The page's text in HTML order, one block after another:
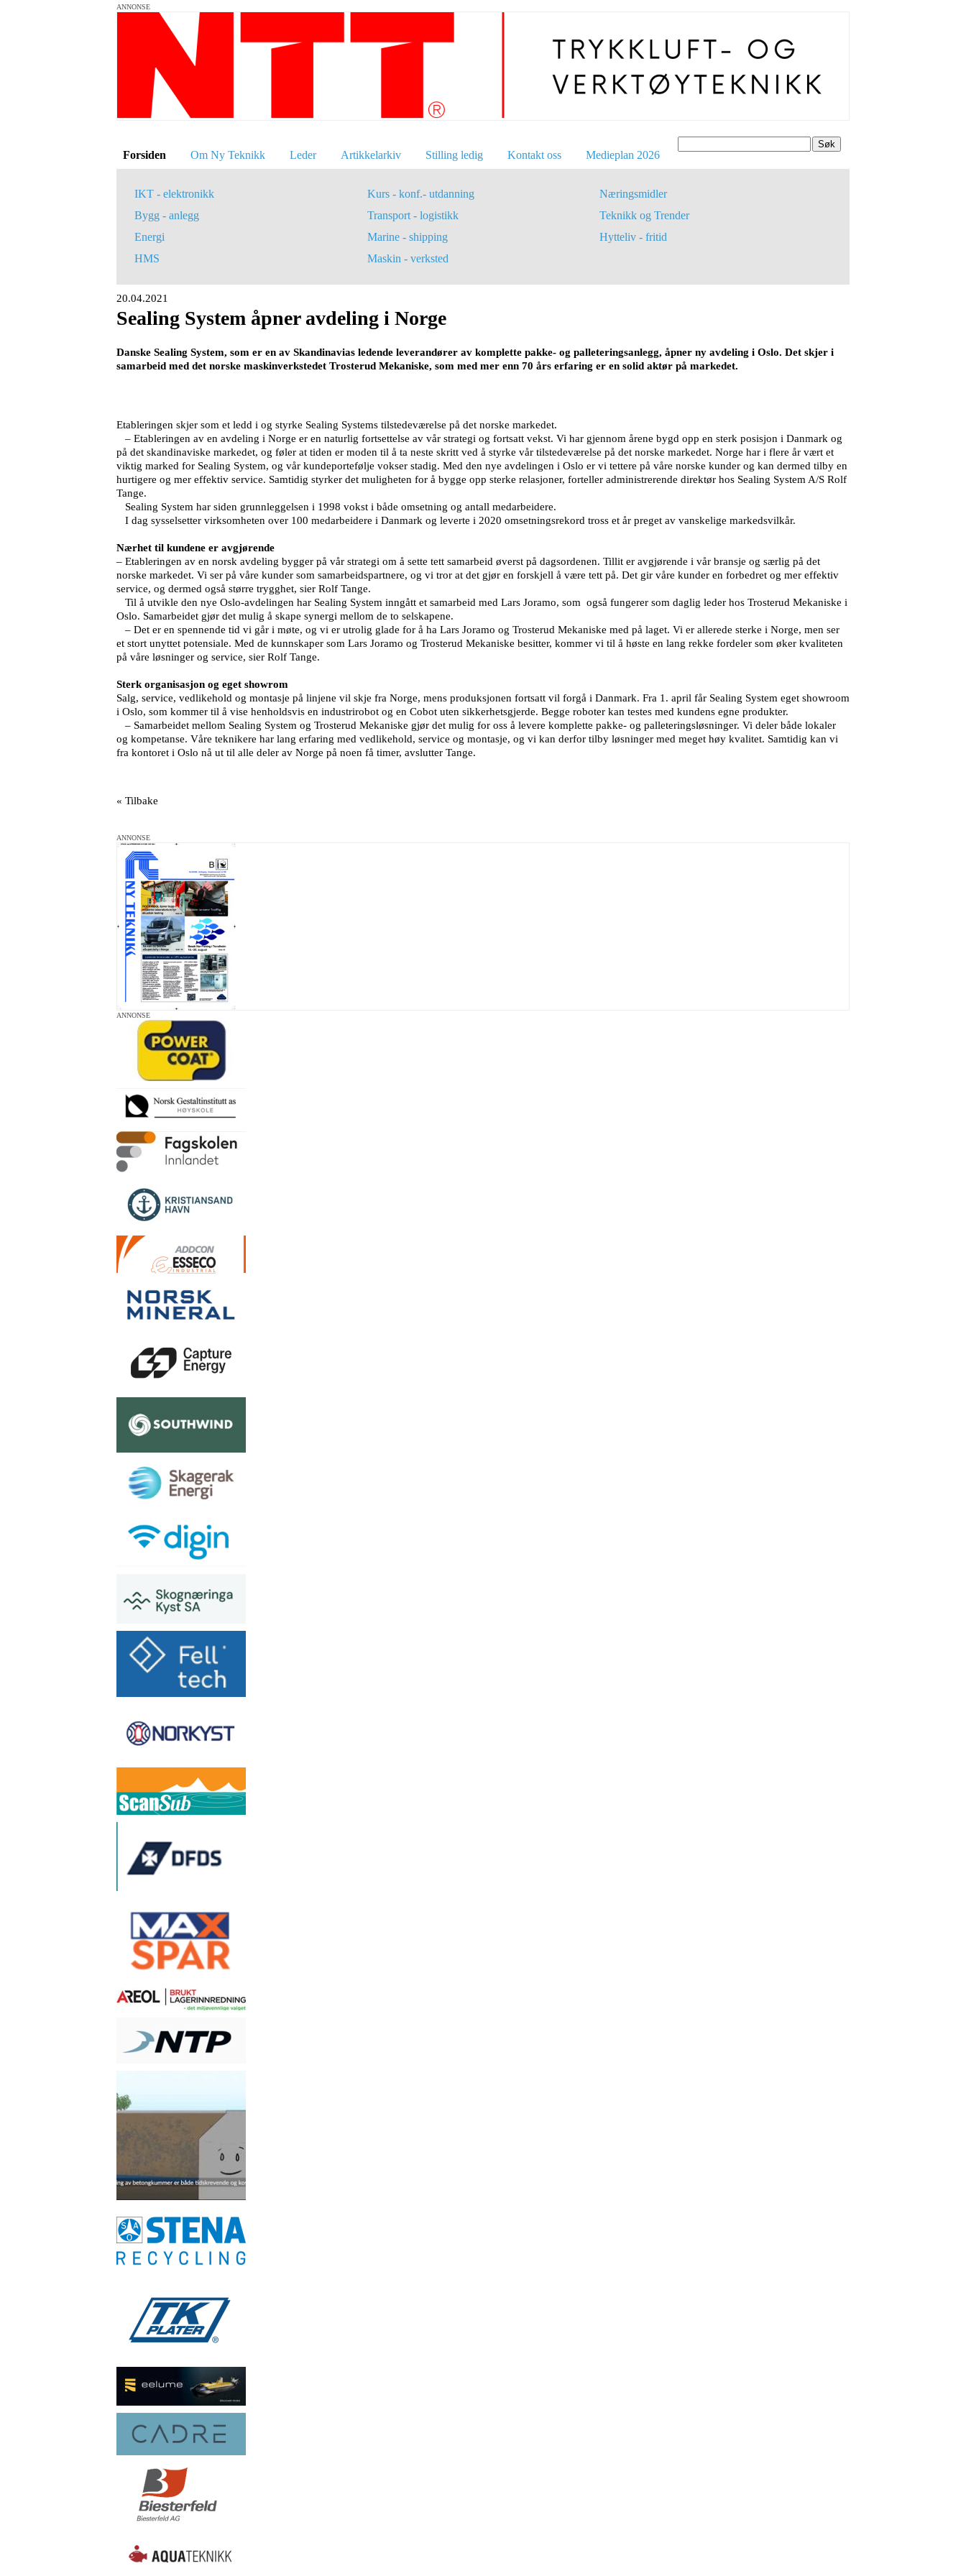
ANNONSE
Søk
Forsiden Om Ny Teknikk Leder Artikkelarkiv Stilling ledig Kontakt oss Medieplan 2026
IKT - elektronikk
Bygg - anlegg
Energi
HMS
Kurs - konf.- utdanning
Transport - logistikk
Marine - shipping
Maskin - verksted
Næringsmidler
Teknikk og Trender
Hytteliv - fritid
20.04.2021
Sealing System åpner avdeling i Norge
Danske Sealing System, som er en av Skandinavias ledende leverandører av komplette pakke- og palleteringsanlegg, åpner ny avdeling i Oslo. Det skjer i
samarbeid med det norske maskinverkstedet Trosterud Mekaniske, som med mer enn 70 års erfaring er en solid aktør på markedet.
Etableringen skjer som et ledd i og styrke Sealing Systems tilstedeværelse på det norske markedet.
– Etableringen av en avdeling i Norge er en naturlig fortsettelse av vår strategi og fortsatt vekst. Vi har gjennom årene bygd opp en sterk posisjon i Danmark og
på det skandinaviske markedet, og føler at tiden er moden til å ta neste skritt ved å styrke vår tilstedeværelse på det norske markedet. Norge har i flere år vært et
viktig marked for Sealing System, og vår kundeportefølje vokser stadig. Med den nye avdelingen i Oslo er vi tettere på våre norske kunder og kan dermed tilby en
hurtigere og mer effektiv service. Samtidig styrker det muligheten for å bygge opp sterke relasjoner, forteller administrerende direktør hos Sealing System A/S Rolf
Tange.
Sealing System har siden grunnleggelsen i 1998 vokst i både omsetning og antall medarbeidere.
I dag sysselsetter virksomheten over 100 medarbeidere i Danmark og leverte i 2020 omsetningsrekord tross et år preget av vanskelige markedsvilkår.
Nærhet til kundene er avgjørende
– Etableringen av en norsk avdeling bygger på vår strategi om å sette tett samarbeid øverst på dagsordenen. Tillit er avgjørende i vår bransje og særlig på det
norske markedet. Vi ser på våre kunder som samarbeidspartnere, og vi tror at det gjør en forskjell å være tett på. Det gir våre kunder en forbedret og mer effektiv
service, og dermed også større trygghet, sier Rolf Tange.
Til å utvikle den nye Oslo-avdelingen har Sealing System inngått et samarbeid med Lars Joramo, som også fungerer som daglig leder hos Trosterud Mekaniske i
Oslo. Samarbeidet gjør det mulig å skape synergi mellom de to selskapene.
– Det er en spennende tid vi går i møte, og vi er utrolig glade for å ha Lars Joramo og Trosterud Mekaniske med på laget. Vi er allerede sterke i Norge, men ser
et stort unyttet potensiale. Med de kunnskaper som Lars Joramo og Trosterud Mekaniske besitter, kommer vi til å høste en lang rekke fordeler som øker kvaliteten
på våre løsninger og service, sier Rolf Tange.
Sterk organisasjon og eget showrom
Salg, service, vedlikehold og montasje på linjene vil skje fra Norge, mens produksjonen fortsatt vil forgå i Danmark. Fra 1. april får Sealing System eget showroom
i Oslo, som kommer til å vise henholdsvis en industrirobot og en Cobot uten sikkerhetsgjerde. Begge roboter kan testes med kundens egne produkter.
– Samarbeidet mellom Sealing System og Trosterud Mekaniske gjør det mulig for oss å levere komplette pakke- og palleteringsløsninger. Vi deler både lokaler
og kompetanse. Våre teknikere har lang erfaring med vedlikehold, service og montasje, og vi kan derfor tilby løsninger med meget høy kvalitet. Samtidig kan vi
fra kontoret i Oslo nå ut til alle deler av Norge på noen få timer, avslutter Tange.
« Tilbake
ANNONSE
ANNONSE